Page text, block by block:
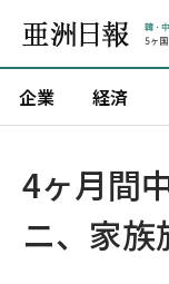
企業 経済
4ヶ月間
ニ、家族